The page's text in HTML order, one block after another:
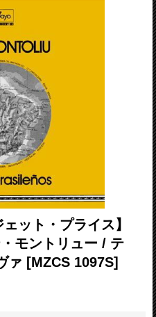
ット・プライス】
モントリュー / テ
ァ [MZCS 1097S]